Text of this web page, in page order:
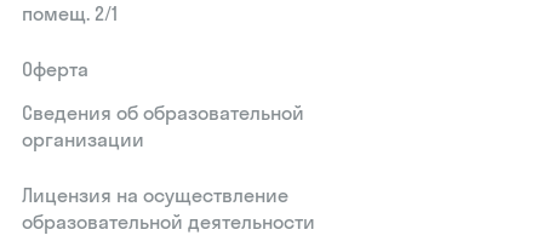
помещ. 2/1
Оферта
Сведения об образовательной
организации
Лицензия на осуществление
образовательной деятельности